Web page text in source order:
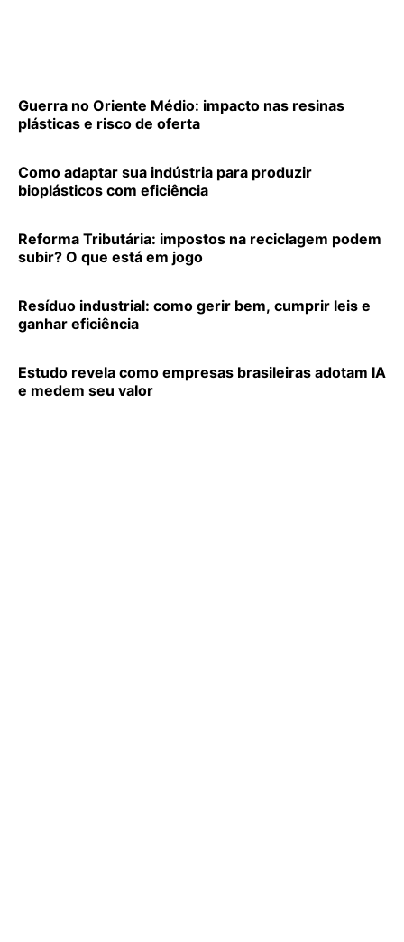
Guerra no Oriente Médio: impacto nas resinas
plásticas e risco de oferta
Como adaptar sua indústria para produzir
bioplásticos com eficiência
Reforma Tributária: impostos na reciclagem podem
subir? O que está em jogo
Resíduo industrial: como gerir bem, cumprir leis e
ganhar eficiência
Estudo revela como empresas brasileiras adotam IA
e medem seu valor